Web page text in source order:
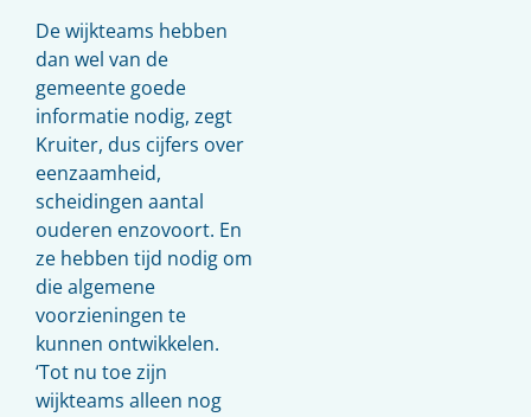
De wijkteams hebben
dan wel van de
gemeente goede
informatie nodig, zegt
Kruiter, dus cijfers over
eenzaamheid,
scheidingen aantal
ouderen enzovoort. En
ze hebben tijd nodig om
die algemene
voorzieningen te
kunnen ontwikkelen.
‘Tot nu toe zijn
wijkteams alleen nog